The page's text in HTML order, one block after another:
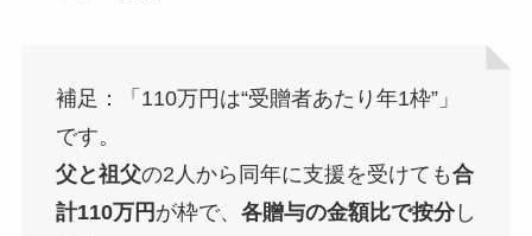
補足：「110万円は“受贈者あたり年1枠”」
です。
父と祖父の2人から同年に支援を受けても合
計110万円 が枠で、 各贈与の金額比で按分し